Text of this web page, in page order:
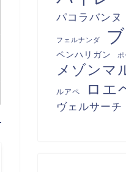
パコラバンヌ
フェルナンダ
ペンハリガン
メゾンマ
ルアペ ロエ
ヴェルサーチ